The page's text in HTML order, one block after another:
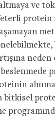
ve
protein
bitkisel